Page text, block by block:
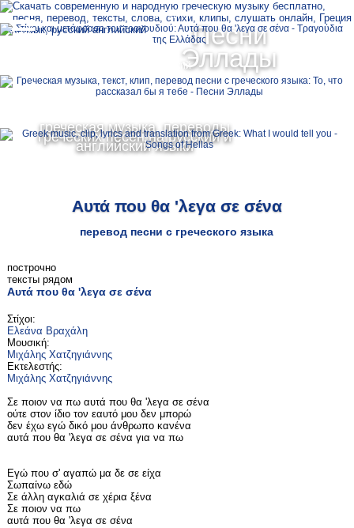
Песни
Эллады
греческая музыка, переводы
греческих песен на русский и
английский языки
Ελληνικά
Русский
MENU
Αυτά που θα 'λεγα σε σένα
перевод песни с греческого языка
построчно
тексты рядом
Αυτά που θα 'λεγα σε σένα
Στίχοι:
Ελεάνα Βραχάλη
Μουσική:
Μιχάλης Χατζηγιάννης
Εκτελεστής:
Μιχάλης Χατζηγιάννης
Σε ποιον να πω αυτά που θα 'λεγα σε σένα
ούτε στον ίδιο τον εαυτό μου δεν μπορώ
δεν έχω εγώ δικό μου άνθρωπο κανένα
αυτά που θα 'λεγα σε σένα για να πω
Εγώ που σ' αγαπώ μα δε σε είχα
Σωπαίνω εδώ
Σε άλλη αγκαλιά σε χέρια ξένα
Σε ποιον να πω
αυτά που θα 'λεγα σε σένα